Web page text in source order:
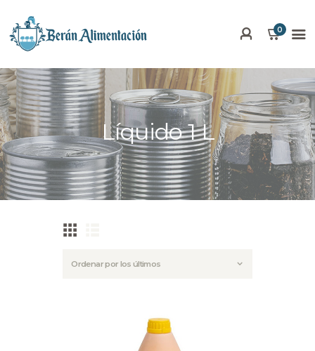
0
Líquido 1 L
SOBRE BERÁN
PRODUCTOS
GALERÍA
NOTICIAS
CONTACTO